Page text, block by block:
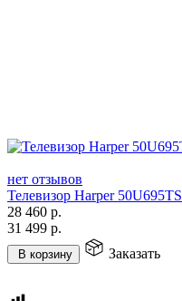
нет отзывов
Телевизор Harper 50U695TS
28 460 р.
31 499 р.
В корзину Заказать